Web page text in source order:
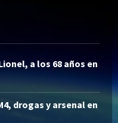
a los 68 años en
drogas y arsenal en